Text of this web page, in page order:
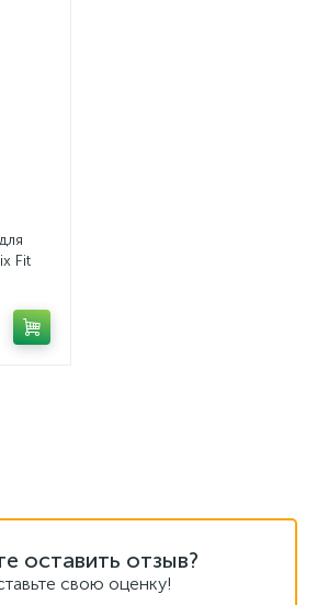
Fit
оставить отзыв?
свою оценку!